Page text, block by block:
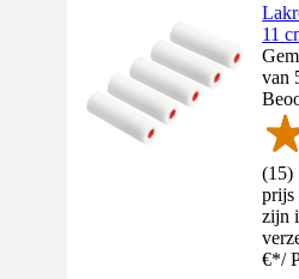
11
van
(15)
zijn
€*/